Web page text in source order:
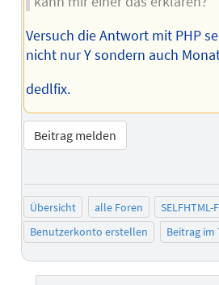
Versuch die Antwort mit PHP
nicht nur Y sondern auch
dedlfix.
Beitrag melden
Übersicht alle Foren
Benutzerkonto erstellen
Beitrag im